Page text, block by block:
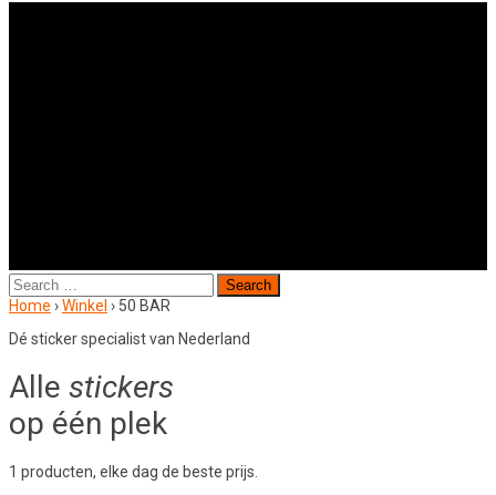
Search
for:
Home ›Winkel › 50 BAR
Dé sticker specialist van Nederland
Alle stickers
op één plek
1 producten, elke dag de beste prijs.